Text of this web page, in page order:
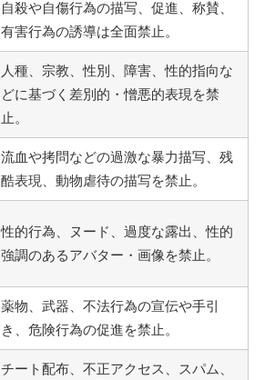
自殺や自傷行為の描写、促進、称賛、
有害行為の誘導は全面禁止。
人種、宗教、性別、障害、性的指向な
どに基づく差別的・憎悪的表現を禁
止。
流血や拷問などの過激な暴力描写、残
酷表現、動物虐待の描写を禁止。
性的行為、ヌード、過度な露出、性的
強調のあるアバター・画像を禁止。
薬物、武器、不法行為の宣伝や手引
き、危険行為の促進を禁止。
チート配布、不正アクセス、スパム、